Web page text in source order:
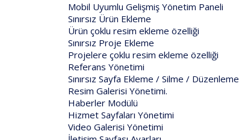
Mobil Uyumlu Gelişmiş Yönetim Paneli
Sınırsız Ürün Ekleme
Ürün çoklu resim ekleme özelliği
Sınırsız Proje Ekleme
Projelere çoklu resim ekleme özelliği
Referans Yönetimi
Sınırsız Sayfa Ekleme / Silme / Düzenleme
Resim Galerisi Yönetimi.
Haberler Modülü
Hizmet Sayfaları Yönetimi
Video Galerisi Yönetimi